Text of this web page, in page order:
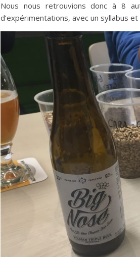
Nous nous retrouvions donc à 8
d’expérimentations, avec un syllabus